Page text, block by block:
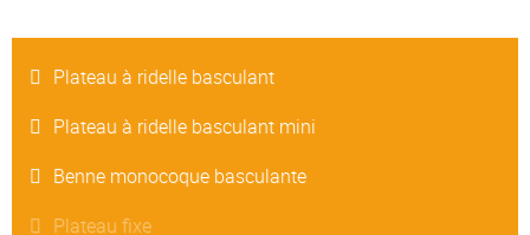
Plateau à ridelle basculant
Plateau à ridelle basculant mini
Benne monocoque basculante
Plateau fixe